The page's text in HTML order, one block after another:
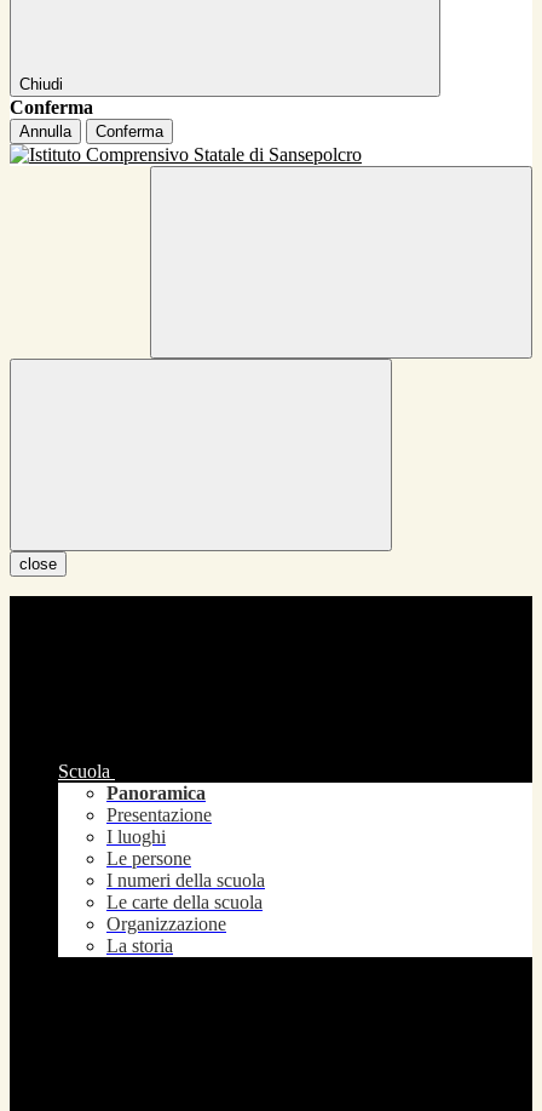
Chiudi
Conferma
Annulla Conferma
close
Scuola
Panoramica
Presentazione
I luoghi
Le persone
I numeri della scuola
Le carte della scuola
Organizzazione
La storia